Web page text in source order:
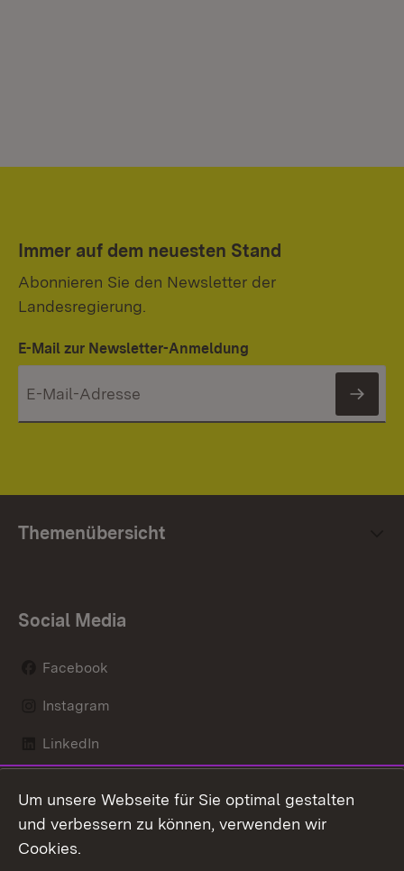
Immer auf dem neuesten Stand
Abonnieren Sie den Newsletter der
Landesregierung.
E-Mail zur Newsletter-Anmeldung
Themenübersicht
Social Media
Facebook
Instagram
LinkedIn
X / Twitter
Youtube
Um unsere Webseite für Sie optimal gestalten
und verbessern zu können, verwenden wir
Cookies.